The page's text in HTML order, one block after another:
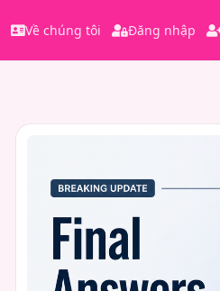
Về chúng tôi Đăng nhập